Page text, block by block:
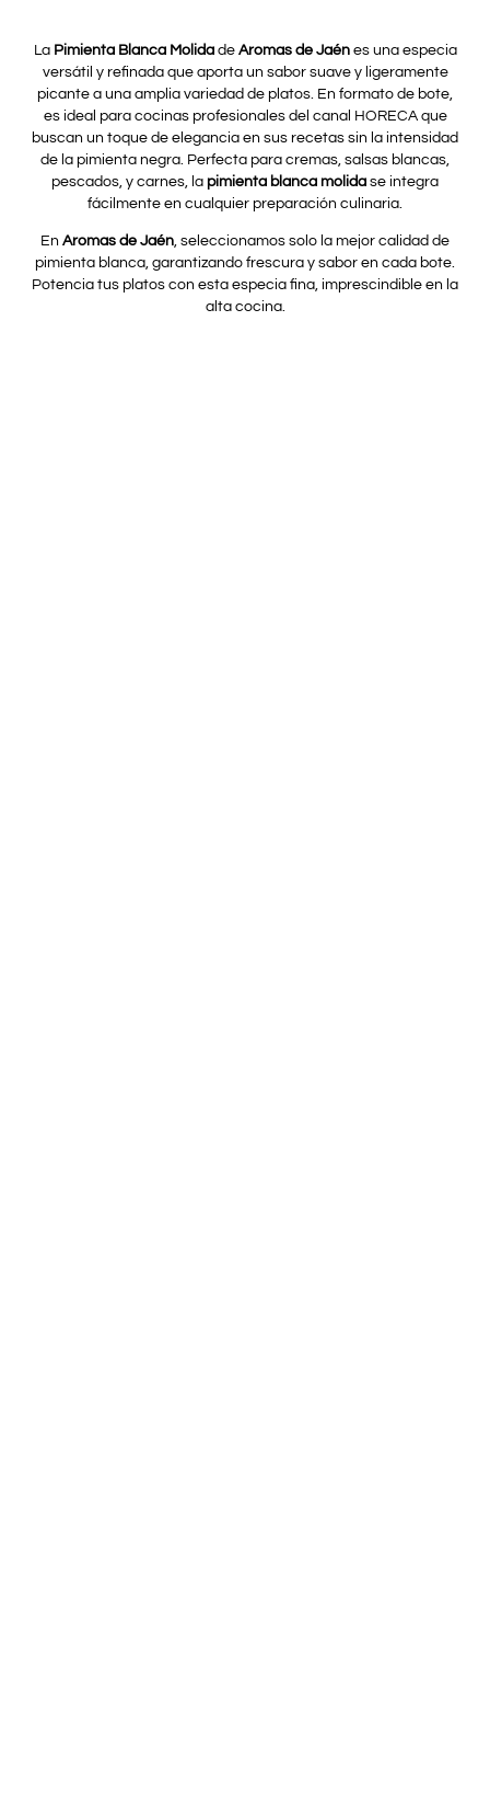
La Pimienta Blanca Molidade Aromas de Jaénes una especia
versátil y refinada que aporta un sabor suave y ligeramente
picante a una amplia variedad de platos. En formato de bote,
es ideal para cocinas profesionales del canal HORECA que
buscan un toque de elegancia en sus recetas sin la intensidad
de la pimienta negra. Perfecta para cremas, salsas blancas,
pescados, y carnes, la pimienta blanca molida se integra
fácilmente en cualquier preparación culinaria.
En Aromas de Jaén, seleccionamos solo la mejor calidad de
pimienta blanca, garantizando frescura y sabor en cada bote.
Potencia tus platos con esta especia fina, imprescindible en la
alta cocina.